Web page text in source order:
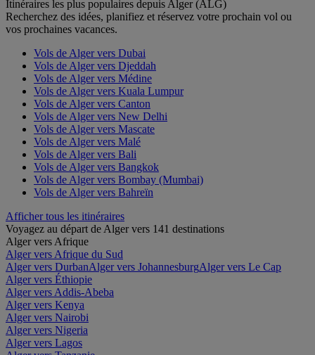
Itinéraires les plus populaires depuis Alger (ALG)
Recherchez des idées, planifiez et réservez votre prochain vol ou
vos prochaines vacances.
Vols de Alger vers Dubai
Vols de Alger vers Djeddah
Vols de Alger vers Médine
Vols de Alger vers Kuala Lumpur
Vols de Alger vers Canton
Vols de Alger vers New Delhi
Vols de Alger vers Mascate
Vols de Alger vers Malé
Vols de Alger vers Bali
Vols de Alger vers Bangkok
Vols de Alger vers Bombay (Mumbai)
Vols de Alger vers Bahreïn
Afficher tous les itinéraires
Voyagez au départ de Alger vers 141 destinations
Alger vers Afrique
Alger vers Afrique du Sud
Alger vers DurbanAlger vers JohannesburgAlger vers Le Cap
Alger vers Éthiopie
Alger vers Addis-Abeba
Alger vers Kenya
Alger vers Nairobi
Alger vers Nigeria
Alger vers Lagos